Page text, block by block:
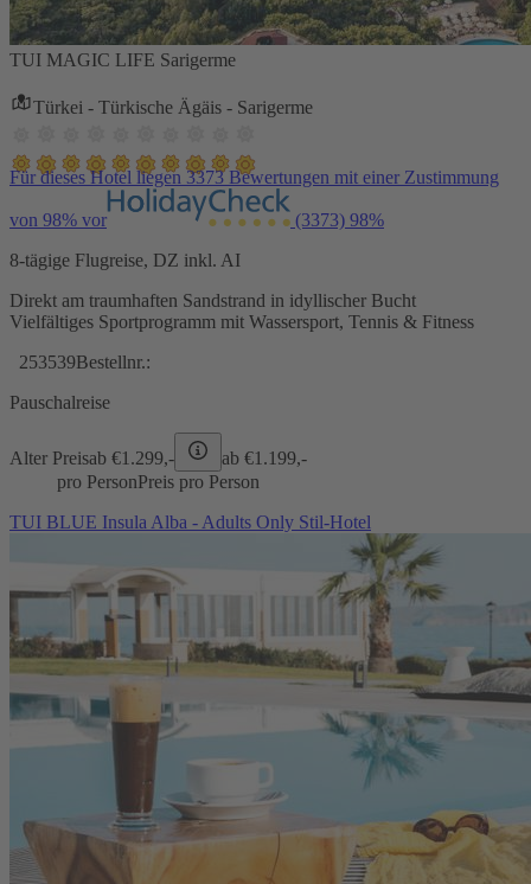
TUI MAGIC LIFE Sarigerme
Türkei - Türkische Ägäis - Sarigerme
Für dieses Hotel liegen 3373 Bewertungen mit einer Zustimmung
von 98% vor (3373) 98%
8-tägige Flugreise, DZ inkl. AI
Direkt am traumhaften Sandstrand in idyllischer Bucht
Vielfältiges Sportprogramm mit Wassersport, Tennis & Fitness
253539Bestellnr.:
Pauschalreise
Alter Preisab €1.299,- ab €1.199,-
pro PersonPreis pro Person
TUI BLUE Insula Alba - Adults Only Stil-Hotel